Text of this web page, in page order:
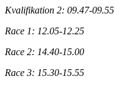
Kvalifikation 2: 09.47-09.55
Race 1: 12.05-12.25
Race 2: 14.40-15.00
Race 3: 15.30-15.55